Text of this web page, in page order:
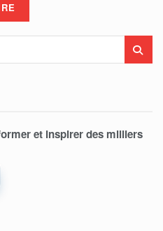
et inspirer des milliers